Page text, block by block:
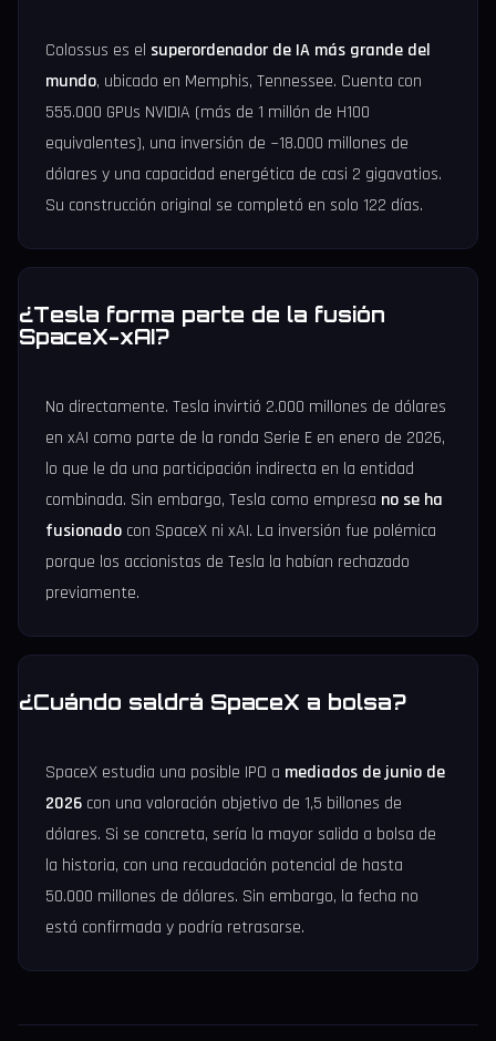
Colossus es el superordenador de IA más grande del
mundo, ubicado en Memphis, Tennessee. Cuenta con
555.000 GPUs NVIDIA (más de 1 millón de H100
equivalentes), una inversión de ~18.000 millones de
dólares y una capacidad energética de casi 2 gigavatios.
Su construcción original se completó en solo 122 días.
¿Tesla forma parte de la fusión
SpaceX-xAI?
No directamente. Tesla invirtió 2.000 millones de dólares
en xAI como parte de la ronda Serie E en enero de 2026,
lo que le da una participación indirecta en la entidad
combinada. Sin embargo, Tesla como empresa no se ha
fusionado con SpaceX ni xAI. La inversión fue polémica
porque los accionistas de Tesla la habían rechazado
previamente.
¿Cuándo saldrá SpaceX a bolsa?
SpaceX estudia una posible IPO a mediados de junio de
2026 con una valoración objetivo de 1,5 billones de
dólares. Si se concreta, sería la mayor salida a bolsa de
la historia, con una recaudación potencial de hasta
50.000 millones de dólares. Sin embargo, la fecha no
está confirmada y podría retrasarse.